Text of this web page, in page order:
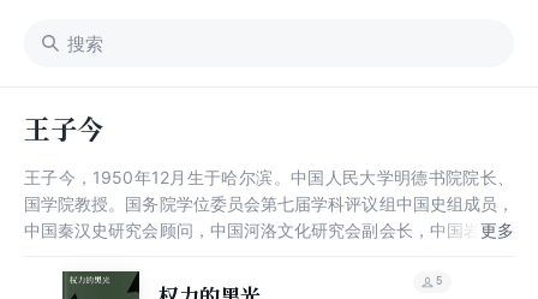
王子今
王子今，1950年12月生于哈尔滨。中国人民大学明德书院院长、
国学院教授。国务院学位委员会第七届学科评议组中国史组成员，
中国秦汉史研究会顾问，中国河洛文化研究会副会长，中国岩画学
北京师范大学历史学院教授、博士生导师。主要研究方向：秦汉
5